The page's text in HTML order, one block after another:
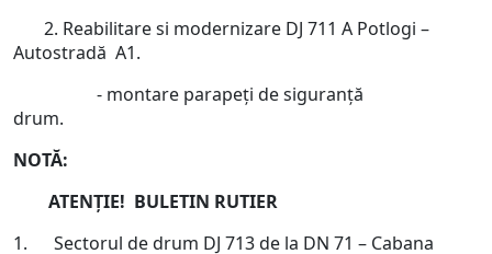
2. Reabilitare si modernizare DJ 711 A Potlogi –
Autostradă A1.
- montare parapeţi de siguranţă
drum.
NOTĂ:
ATENŢIE! BULETIN RUTIER
1. Sectorul de drum DJ 713 de la DN 71 – Cabana